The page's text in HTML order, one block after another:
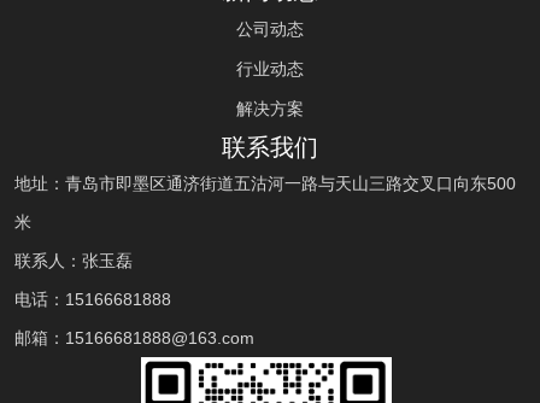
公司动态
行业动态
解决方案
联系我们
地址：青岛市即墨区通济街道五沽河一路与天山三路交叉口向东500
米
联系人：张玉磊
电话： 15166681888
邮箱： 15166681888@163.com